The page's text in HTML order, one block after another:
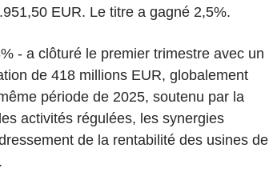
EUR. Le titre a gagné 2,5%.
- a clôturé le premier trimestre avec un
de 418 millions EUR, globalement
période de 2025, soutenu par la
activités régulées, les synergies
de la rentabilité des usines de